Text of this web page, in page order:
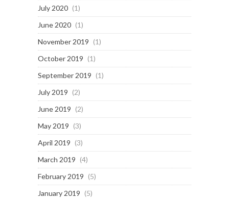
July 2020 (1)
June 2020 (1)
November 2019 (1)
October 2019 (1)
September 2019 (1)
July 2019 (2)
June 2019 (2)
May 2019 (3)
April 2019 (3)
March 2019 (4)
February 2019 (5)
January 2019 (5)